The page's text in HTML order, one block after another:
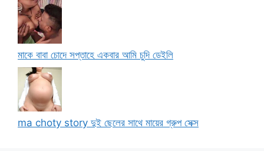
মাকে বাবা চোদে সপ্তাহে একবার আমি চুদি ডেইলি
ma choty story দুই ছেলের সাথে মায়ের গ্রুপ সেক্স